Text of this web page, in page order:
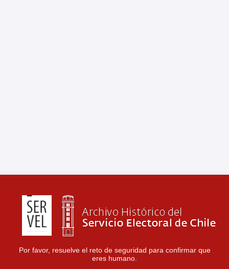
Por favor, resuelve el reto de seguridad para confirmar que
eres humano.